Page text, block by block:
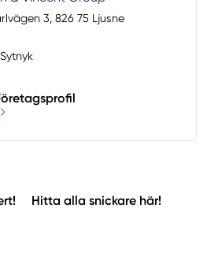
3, 826 75 Ljusne
Hitta alla snickare här!